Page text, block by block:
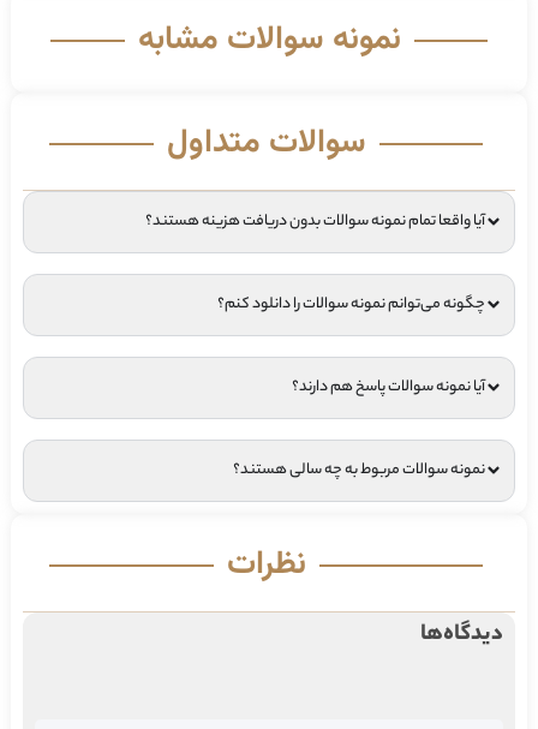
نمونه سوالات مشابه
سوالات متداول
آیا واقعا تمام نمونه سوالات بدون دریافت هزینه هستند؟
چگونه می‌توانم نمونه سوالات را دانلود کنم؟
آیا نمونه سوالات پاسخ هم دارند؟
نمونه سوالات مربوط به چه سالی هستند؟
نظرات
دیدگاه‌ها